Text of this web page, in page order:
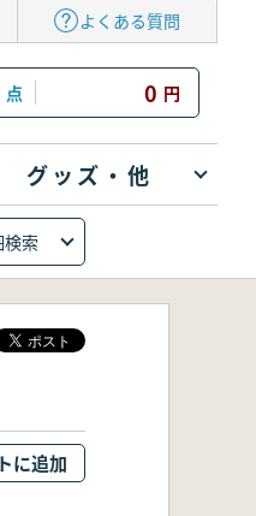
よくある質問
点 0 円
グッズ・他
索
に追加